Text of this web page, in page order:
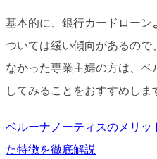
基本的に、銀行カードローン
ついては緩い傾向があるので
なかった専業主婦の方は、
してみることをおすすめしま
ベルーナノーティスのメリッ
た特徴を徹底解説